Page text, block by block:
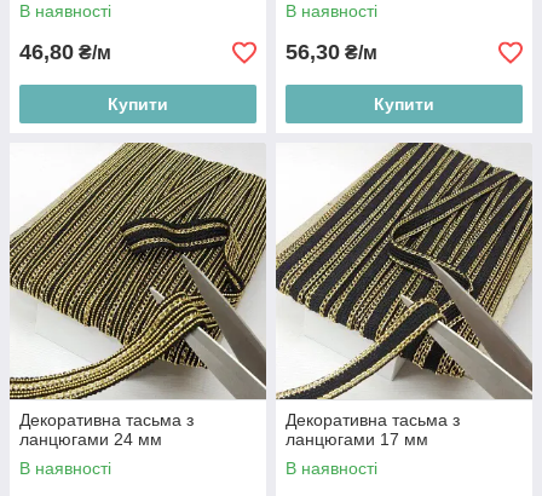
В наявності
46,80 ₴/м
Купити
В наявності
56,30 ₴/м
Купити
Декоративна тасьма з
ланцюгами 24 мм
В наявності
Декоративна тасьма з
ланцюгами 17 мм
В наявності